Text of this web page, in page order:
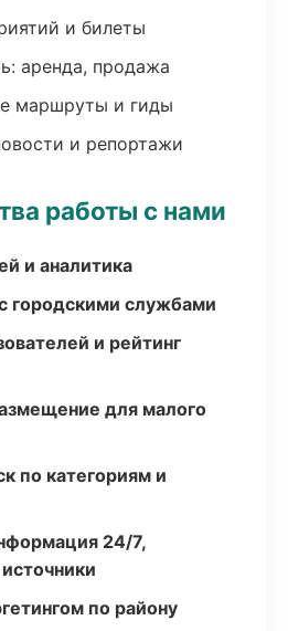
и билеты
аренда, продажа
маршруты и гиды
и репортажи
работы с нами
и аналитика
городскими службами
и рейтинг
для малого
по категориям и
24/7,
по району